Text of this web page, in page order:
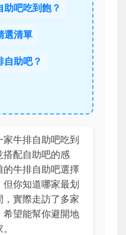
吧吃到飽？
選清單
自助吧？
牛排自助吧吃到
搭配自助吧的感
牛排自助吧選擇
你知道哪家最划
實際走訪了多家
望能幫你避開地